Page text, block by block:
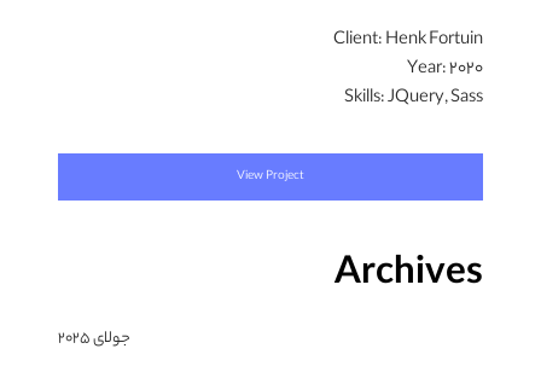
Client:Henk Fortuin
Year:2020
Skills:JQuery, Sass
View Project
Archives
جولای 2025